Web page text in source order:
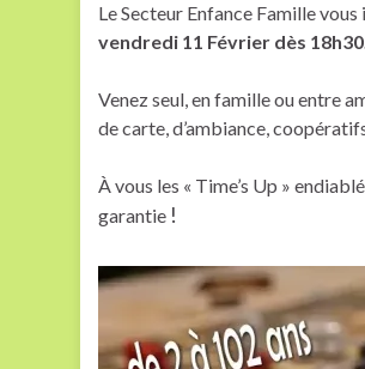
Le Secteur Enfance Famille
vendredi 11 Février dès
Venez seul, en famille ou entre
de carte, d’ambiance,
À vous les « Time’s Up »
garantie !